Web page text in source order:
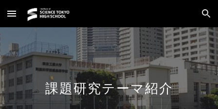
Skip to main content Skip to navigation
課題研究テーマ紹介